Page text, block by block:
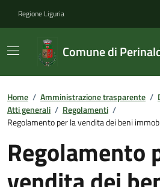
Regione Liguria
Comune di
Home / Amministrazione trasparente /
Atti generali / Regolamenti /
Regolamento per la vendita dei beni
Regolamento